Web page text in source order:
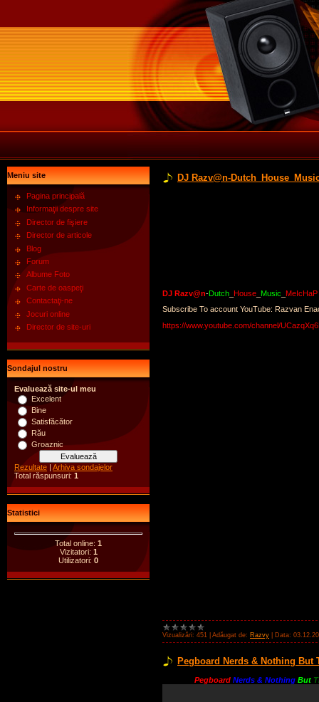
Meniu site
Pagina principală
Informaţii despre site
Director de fişiere
Director de articole
Blog
Forum
Albume Foto
Carte de oaspeţi
Contactaţi-ne
Jocuri online
Director de site-uri
Sondajul nostru
Evaluează site-ul meu
Excelent
Bine
Satisfăcător
Rău
Groaznic
Rezultate | Arhiva sondajelor
Total răspunsuri: 1
Statistici
Total online: 1
Vizitatori: 1
Utilizatori: 0
DJ Razv@n-
DJ Razv@n-Dutch House Music MeIcHaP
Subscribe To account YouTube: Razvan
https://www.youtube.com/channel/
Vizualizări: 451 Adăugat de: Razvy Data:
Pegboard Nerds & Nothing But
Pegboard Nerds & Nothing But